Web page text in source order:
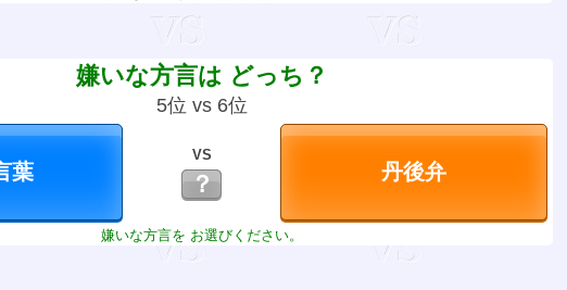
嫌いな方言は どっち？
5位 vs 6位
VS
？
嫌いな方言を お選びください。